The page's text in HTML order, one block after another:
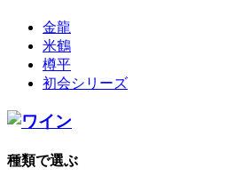
金龍
米鶴
樽平
初会シリーズ
種類で選ぶ